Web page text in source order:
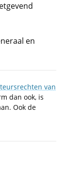
en
van
dan ook, is
Ook de